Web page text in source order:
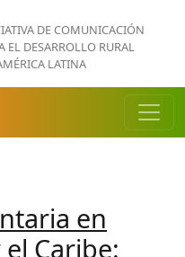
DE COMUNICACIÓN
EL DESARROLLO RURAL
LATINA
en
Caribe: